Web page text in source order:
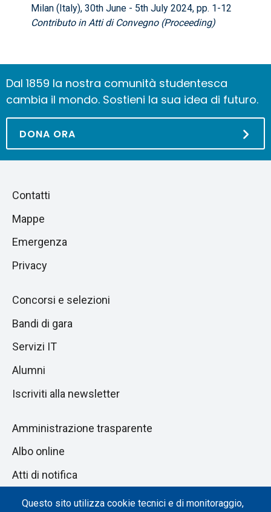
Milan (Italy), 30th June - 5th July 2024, pp. 1-12
Contributo in Atti di Convegno (Proceeding)
Questo sito utilizza cookie tecnici e di monitoraggio,
Dal 1859 la nostra comunità studentesca
cambia il mondo. Sostieni la sua idea di futuro.
DONA ORA
Salta
sezione
Piè
di
pagina
Contatti
Mappe
Emergenza
Privacy
Concorsi e selezioni
Bandi di gara
Servizi IT
Alumni
Iscriviti alla newsletter
Amministrazione trasparente
Albo online
Atti di notifica
Dichiarazione di accessibilità